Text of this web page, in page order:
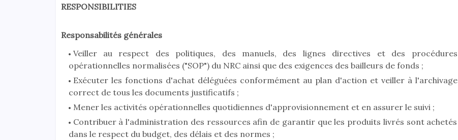
RESPONSIBILITIES
Responsabilités générales
Veiller au respect des politiques, des manuels, des lignes directives et des procédures
opérationnelles normalisées ("SOP") du NRC ainsi que des exigences des bailleurs de fonds ;
Exécuter les fonctions d'achat déléguées conformément au plan d'action et veiller à l'archivage
correct de tous les documents justificatifs ;
Mener les activités opérationnelles quotidiennes d'approvisionnement et en assurer le suivi ;
Contribuer à l'administration des ressources afin de garantir que les produits livrés sont achetés
dans le respect du budget, des délais et des normes ;